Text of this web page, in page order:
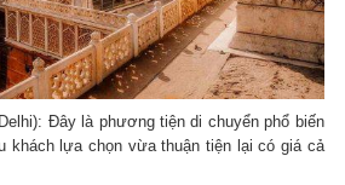
Đây là phương tiện di chuyển phổ biến
khách lựa chọn vừa thuận tiện lại có giá cả